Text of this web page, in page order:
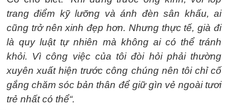
trang điểm kỹ lưỡng và ánh đèn sân khấu, ai
cũng trở nên xinh đẹp hơn. Nhưng thực tế, già đi
là quy luật tự nhiên mà không ai có thể tránh
khỏi. Vì công việc của tôi đòi hỏi phải thường
xuyên xuất hiện trước công chúng nên tôi chỉ cố
gắng chăm sóc bản thân để giữ gìn vẻ ngoài tươi
trẻ nhất có thể“.